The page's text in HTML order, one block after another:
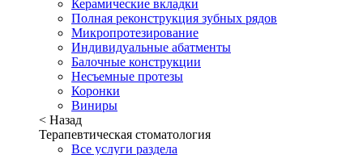
Керамические вкладки
Полная реконструкция зубных рядов
Микропротезирование
Индивидуальные абатменты
Балочные конструкции
Несъемные протезы
Коронки
Виниры
< Назад
Терапевтическая стоматология
Все услуги раздела